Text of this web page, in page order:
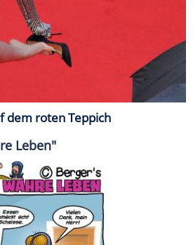
dem roten Teppich
Leben"